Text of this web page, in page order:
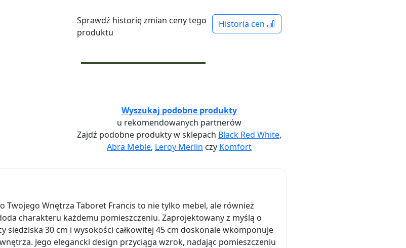
Historia cen
Sprawdź historię zmian ceny tego
produktu
Wyszukaj podobne produkty
u rekomendowanych partnerów
Zajdź podobne produkty w sklepach Black Red White,
Abra Meble, Leroy Merlin czy Komfort
Twojego Wnętrza Taboret Francis to nie tylko mebel, ale również
charakteru każdemu pomieszczeniu. Zaprojektowany z myślą o
30 cm i wysokości całkowitej 45 cm doskonale wkomponuje
Jego elegancki design przyciąga wzrok, nadając pomieszczeniu